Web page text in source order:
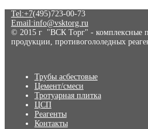
Tel:+7(495)723-00-73
Email:info@vsktorg.ru
© 2015 г "ВСК Торг" - комплексные
продукции, противогололедных
Трубы асбестовые
Цемент/смеси
Тротуарная плитка
ЦСП
Реагенты
Контакты